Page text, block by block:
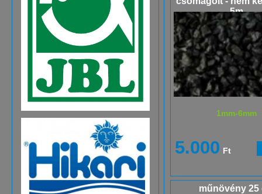
5m
1mm-6mm
5.000 Ft
műnövény 25